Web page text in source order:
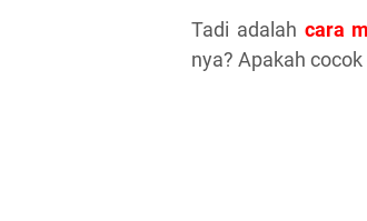
Tadi adalah cara
nya? Apakah